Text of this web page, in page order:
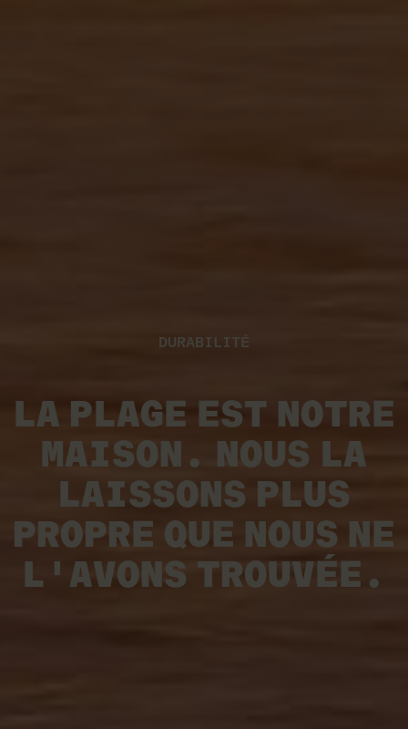
DURABILITÉ
LA PLAGE EST NOTRE
MAISON.
NOUS LA
LAISSONS PLUS
PROPRE QUE NOUS NE
L'AVONS TROUVÉE.